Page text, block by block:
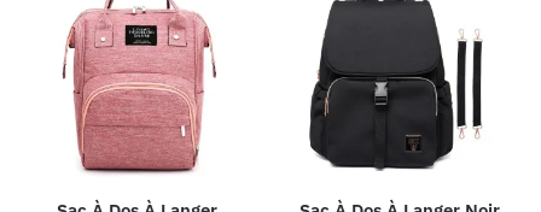
Les
options
peuvent
être
choisies
sur
la